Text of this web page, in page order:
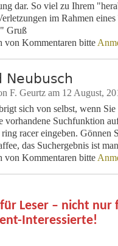
dar. So viel zu Ihrem
im Rahmen eines
Gruß
von Kommentaren bitte
Neubusch
F. Geurtz am 12 August,
sich von selbst, wenn Sie
vorhandene Suchfunktion
racer eingeben. Gönnen
das Suchergebnis ist
von Kommentaren bitte
Leser – nicht nur
Interessierte!